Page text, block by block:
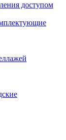
доступом